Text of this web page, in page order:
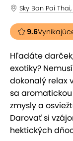
Sky Ban Pai
9.6
Hľadáte
exotiky?
dokonalý relax
sa
zmysly a
Darovať si
hektických